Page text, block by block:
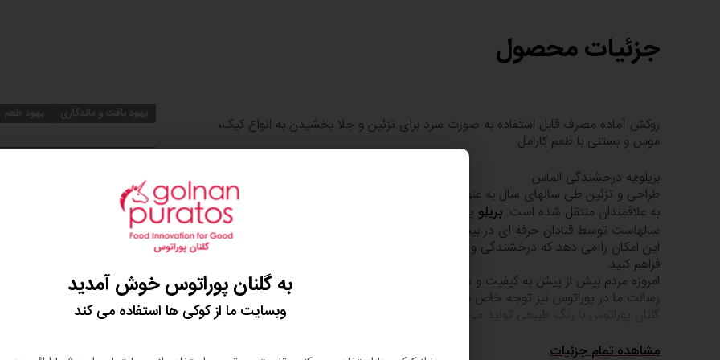
جزئیات محصول
روکش آماده مصرف قابل استفاده به صورت سرد برای تزئین و جلا بخشیدن به انواع کیک،
موس و بستنی با طعم کارامل
بریلو؛به درخشندگی الماس
طراحی و تزئین طی سالهای سال به عنوان یک هنر دستی و سنتی توسط قنادهای حرفه ای
به علاقمندان منتقل شده است. بریلو یکی از اجزای اصلی این طرح است. این محصولات
سالهاست توسط قنادان حرفه ای در بیش از 100 کشور دنیا استفاده می شود. بریلو به شما
این امکان را می دهد که درخشندگی و شفافیت منحصر به فردی را برای کیک و دسر خود
فراهم کنید.
امروزه مردم بیش از پیش به کیفیت و سلامت محصولات مصرفی خود اهمیت می دهند.
رسالت ما در پوراتوس نیز توجه خاص به این موضوع با اهمیت می باشد. لذا کلیه بریلوهای
گلنان پوراتوس با رنگ طبیعی تولید می شوند.
مزایا برای مشتری
مشاهده تمام جزئیات
بهبود بافت و ماندگاری بهبود طعم
باواریا و موس
مواد تشکیل‌دهنده، آلرژن‌ها،
به گلنان پوراتوس خوش آمدید
وبسایت ما از کوکی ها استفاده می کند